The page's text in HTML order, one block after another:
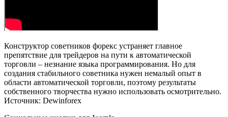
Конструктор советников форекс устраняет главное
препятствие для трейдеров на пути к автоматической
торговли – незнание языка программирования. Но для
создания стабильного советника нужен немалый опыт в
области автоматической торговли, поэтому результаты
собственного творчества нужно использовать осмотрительно.
Источник: Dewinforex